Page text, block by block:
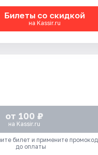
Билеты со скидкой
на Kassir.ru
от 100 ₽
на Kassir.ru
билет и примените промокод
до оплаты